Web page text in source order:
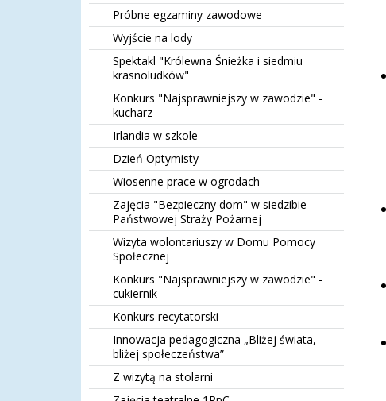
Próbne egzaminy zawodowe
Wyjście na lody
Spektakl "Królewna Śnieżka i siedmiu
krasnoludków"
Konkurs "Najsprawniejszy w zawodzie" -
kucharz
Irlandia w szkole
Dzień Optymisty
Wiosenne prace w ogrodach
Zajęcia "Bezpieczny dom" w siedzibie
Państwowej Straży Pożarnej
Wizyta wolontariuszy w Domu Pomocy
Społecznej
Konkurs "Najsprawniejszy w zawodzie" -
cukiernik
Konkurs recytatorski
Innowacja pedagogiczna „Bliżej świata,
bliżej społeczeństwa”
Z wizytą na stolarni